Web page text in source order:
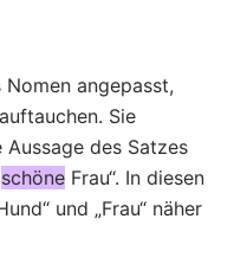
angepasst,
Sie
des Satzes
schöne Frau“. In diesen
und „Frau“ näher